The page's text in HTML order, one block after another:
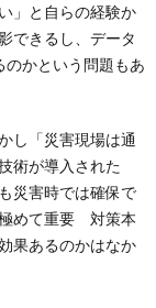
」と自らの経験か
できるし、データ
かという問題もあ
し「災害現場は通
術が導入された
災害時では確保で
めて重要 対策本
果あるのかはなか